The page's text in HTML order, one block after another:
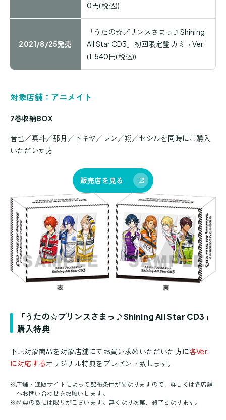
0円(税込))
2021/8/25発売
「うたの☆プリンスさまっ♪Shining
All Star CD3」初回限定盤 カミュVer.
(1,540円(税込))
対象店舗：アニメイト
7巻収納BOX
音也／真斗／那月／トキヤ／レン／翔／セシルを同時にご購入
いただいた方
販売店を見る
「うたの☆プリンスさまっ♪Shining All Star CD3」
購入特典
下記対象商品を対象店舗にてお買い求めいただいた方に各Ver.
に対応するオリジナル特典をプレゼント致します。
※店舗・通販サイトによって配布条件が異なりますので、詳しくは各店舗
へお問い合わせをお願いします。
※特典の数には限りがございます。無くなり次第、終了となります。